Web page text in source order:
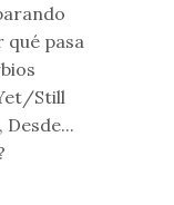
pasa
Still